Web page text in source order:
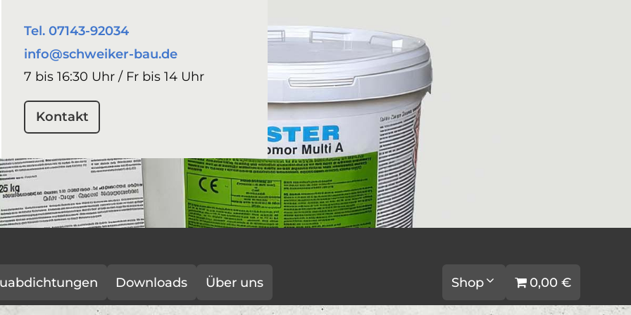
Tel. 07143-92034
info@schweiker-bau.de
7 bis 16:30 Uhr / Fr bis 14 Uhr
Kontakt
Downloads Über uns Shop 0,00 €